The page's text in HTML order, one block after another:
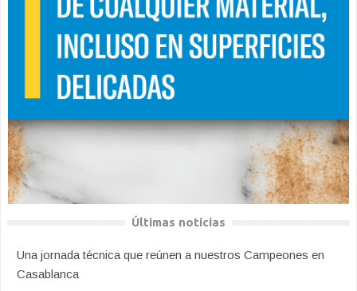
Últimas noticias
Una jornada técnica que reúnen a nuestros Campeones en
Casablanca